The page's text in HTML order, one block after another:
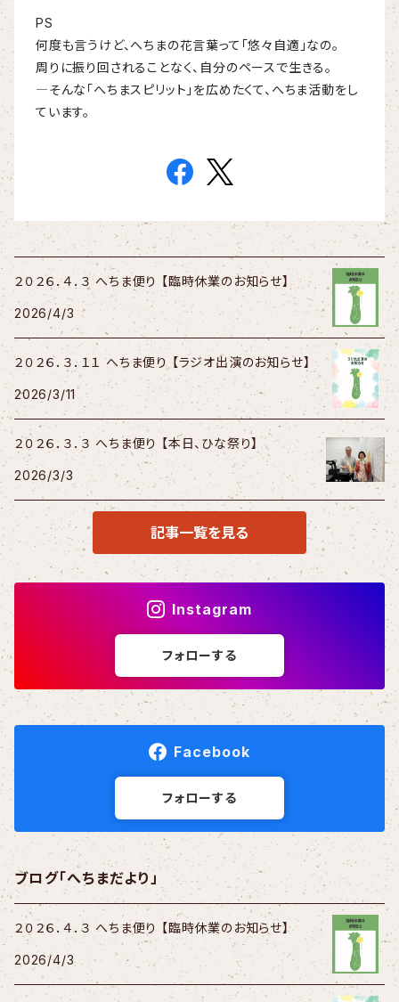
PS
何度も言うけど、へちまの花言葉って「悠々自適」なの。
周りに振り回されることなく、自分のペースで生きる。
―そんな「へちまスピリット」を広めたくて、へちま活動をし
ています。
２０２６．４．３ へちま便り 【臨時休業のお知らせ】
2026/4/3
２０２６．３．１１ へちま便り 【ラジオ出演のお知らせ】
2026/3/11
２０２６．３．３ へちま便り 【本日、ひな祭り】
2026/3/3
記事一覧を見る
Instagram
フォローする
Facebook
フォローする
ブログ「へちまだより」
２０２６．４．３ へちま便り 【臨時休業のお知らせ】
2026/4/3